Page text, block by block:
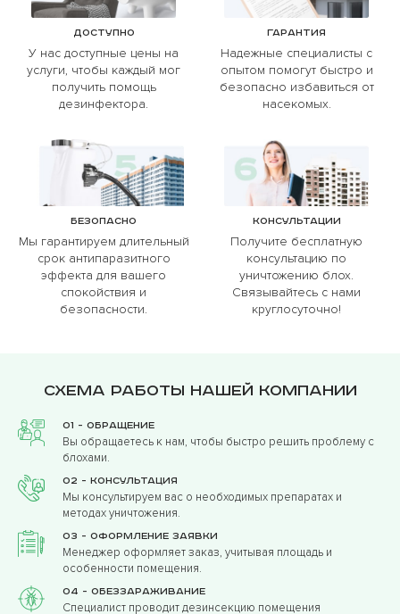
Доступно
У нас доступные цены на
услуги, чтобы каждый мог
получить помощь
дезинфектора.
Гарантия
Надежные специалисты с
опытом помогут быстро и
безопасно избавиться от
насекомых.
Безопасно
Мы гарантируем длительный
срок антипаразитного
эффекта для вашего
спокойствия и
безопасности.
Консультации
Получите бесплатную
консультацию по
уничтожению блох.
Связывайтесь с нами
круглосуточно!
Схема работы нашей компании
01 - Обращение
Вы обращаетесь к нам, чтобы быстро решить проблему с
блохами.
02 - Консультация
Мы консультируем вас о необходимых препаратах и
методах уничтожения.
03 - Оформление заявки
Менеджер оформляет заказ, учитывая площадь и
особенности помещения.
04 - Обеззараживание
Специалист проводит дезинсекцию помещения